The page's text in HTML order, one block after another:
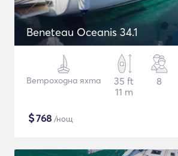
Beneteau Oceanis 34.1
Ветроходна яхта
35 ft
11 m
8
$768 /нощ